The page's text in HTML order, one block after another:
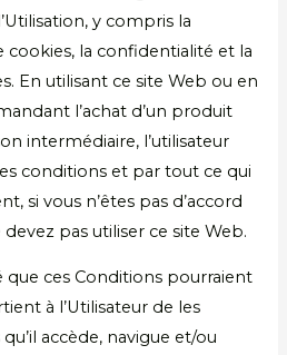
y compris la
la confidentialité et la
En utilisant ce site Web ou en
l’achat d’un produit
intermédiaire, l’utilisateur
conditions et par tout ce qui
si vous n’êtes pas d’accord
pas utiliser ce site Web.
que ces Conditions pourraient
à l’Utilisateur de les
accède, navigue et/ou